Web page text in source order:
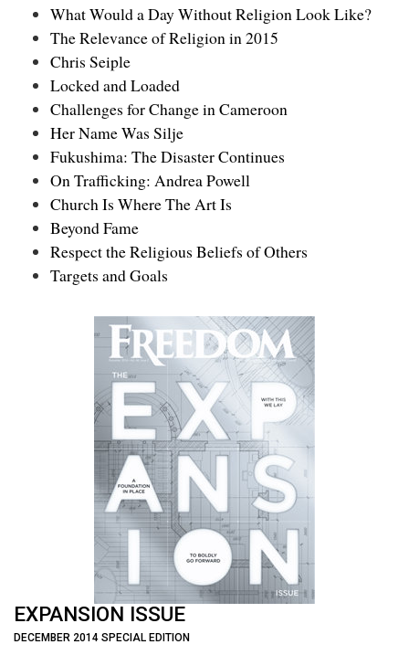
What Would a Day Without Religion Look Like?
The Relevance of Religion in 2015
Chris Seiple
Locked and Loaded
Challenges for Change in Cameroon
Her Name Was Silje
Fukushima: The Disaster Continues
On Trafficking: Andrea Powell
Church Is Where The Art Is
Beyond Fame
Respect the Religious Beliefs of Others
Targets and Goals
EXPANSION ISSUE
DECEMBER 2014 SPECIAL EDITION